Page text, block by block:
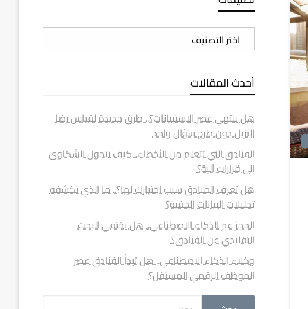
تصنيفات
أحدث المقالات
هل ينتهي عصر الاستبيانات؟.. طرق جديدة لقياس رضا
النزيل دون طرح سؤال واحد
الفنادق التي تتعلم من الأخطاء.. كيف تتحول الشكاوى
إلى قرارات آلية؟
هل تعرف الفنادق سبب اختيارك لها؟.. ما الذي تكشفه
تحليلات البيانات الخفية؟
الحجز عبر الذكاء الاصطناعي.. هل يختفي البحث
التقليدي عن الفنادق؟
وكلاء الذكاء الاصطناعي.. هل تبدأ الفنادق عصر
الموظف الرقمي المستقل؟